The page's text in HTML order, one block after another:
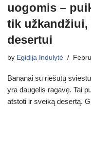
uogomis –
tik užkandžiui,
desertui
by Egidija Indulytė
Bananai su riešutų
yra daugelis ragavę. Tai
atstoti ir sveiką desertą.